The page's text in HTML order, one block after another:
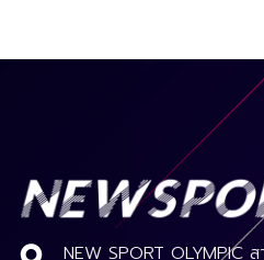
NEW SPORT OLYMPIC